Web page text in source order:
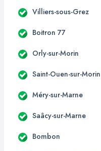
Villiers-sous-Grez
Boitron 77
Orly-sur-Morin
Saint-Ouen-sur-Morin
Méry-sur-Marne
Saâcy-sur-Marne
Bombon